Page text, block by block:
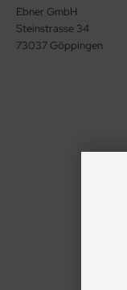
Ebner GmbH
Steinstrasse 34
73037 Göppingen